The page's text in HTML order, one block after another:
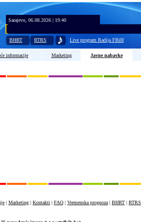
Sarajevo, 06.08.2026 | 19:40
BHRT RTRS Live program Radija FBiH
informacije Marketing Javne nabavke
| Marketing | Kontakti | FAQ | Vremenska prognoza | BHRT | RTRS